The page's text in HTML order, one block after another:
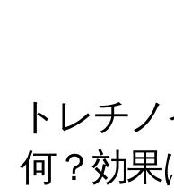
トレチ
何？効